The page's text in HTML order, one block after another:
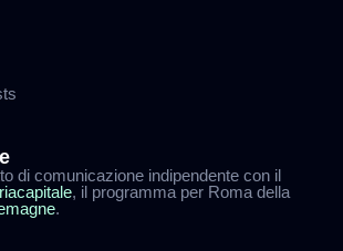
di comunicazione indipendente con il
, il programma per Roma della
.